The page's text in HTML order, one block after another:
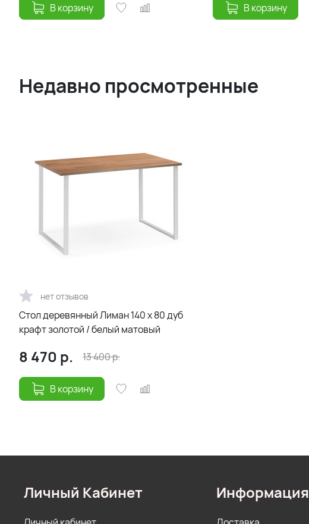
В корзину В корзину
Недавно просмотренные
нет отзывов
Стол деревянный Лиман 140 x 80 дуб
крафт золотой / белый матовый
8 470 р. 13 400р.
В корзину
Личный Кабинет Информация